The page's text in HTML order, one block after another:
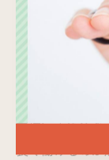
あっても復帰を
やすい環境です
実際に、育児
を見直す方が増
学校行事や急
長く働けるの